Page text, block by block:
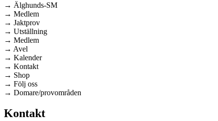
→ Älghunds-SM
→ Medlem
→ Jaktprov
→ Utställning
→ Medlem
→ Avel
→ Kalender
→ Kontakt
→ Shop
→ Följ oss
→ Domare/provområden
Kontakt